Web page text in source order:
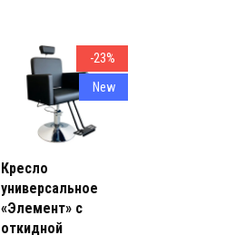
-23%
New
Кресло
универсальное
«Элемент» с
откидной